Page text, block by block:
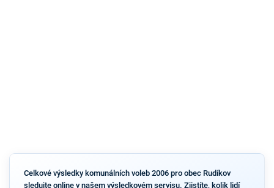
Celkové výsledky komunálních voleb 2006 pro obec Rudíkov
sledujte online v našem výsledkovém servisu. Zjistíte, kolik lidí